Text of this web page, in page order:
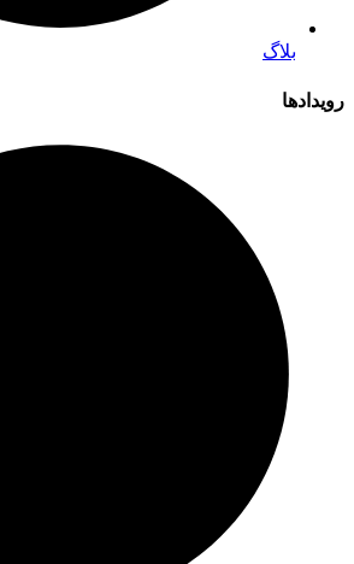
بلاگ
رویدادها